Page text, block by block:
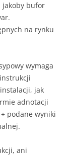
jakoby bufor
na rynku
wymaga
instalacji, jak
adnotacji
podane wyniki
ani